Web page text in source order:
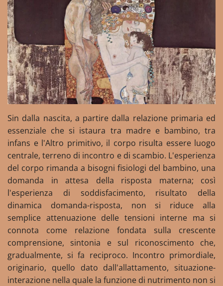
Sin dalla nascita, a partire dalla relazione primaria ed
essenziale che si istaura tra madre e bambino, tra
infans e l'Altro primitivo, il corpo risulta essere luogo
centrale, terreno di incontro e di scambio. L'esperienza
del corpo rimanda a bisogni fisiologi del bambino, una
domanda in attesa della risposta materna; così
l'esperienza di soddisfacimento, risultato della
dinamica domanda-risposta, non si riduce alla
semplice attenuazione delle tensioni interne ma si
connota come relazione fondata sulla crescente
comprensione, sintonia e sul riconoscimento che,
gradualmente, si fa reciproco. Incontro primordiale,
originario, quello dato dall'allattamento, situazione-
interazione nella quale la funzione di nutrimento non si